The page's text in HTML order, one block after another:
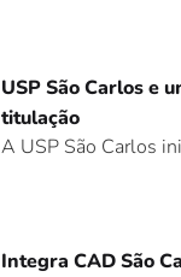
USP São Carlos e
titulação
A USP São Carlos
Integra CAD São